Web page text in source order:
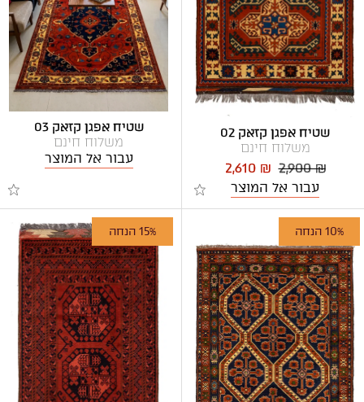
שטיח אפגן קזאק 02
משלוח חינם
2,900 ₪
2,610 ₪
עבור אל המוצר
שטיח אפגן קזאק 03
משלוח חינם
עבור אל המוצר
10% הנחה 15% הנחה